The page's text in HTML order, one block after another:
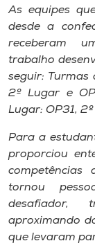
As equipes
desde a
receberam
trabalho
seguir: Turmas
2º Lugar e
Lugar: OP31,
Para a
proporciou
tornou
desafiador,
aproximando
que levaram